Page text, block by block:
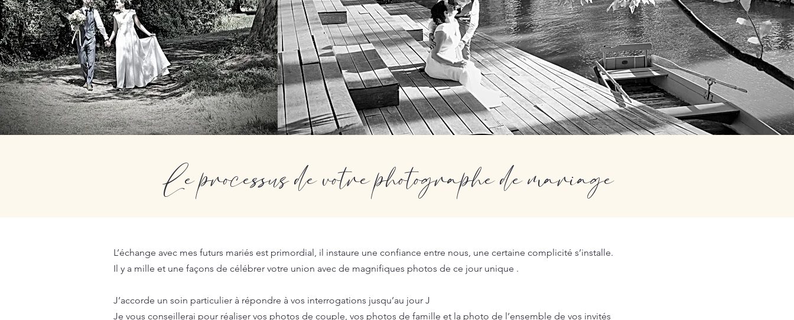
Le processus de votre photographe de mariage
L’échange avec mes futurs mariés est primordial, il instaure une confiance entre nous, une certaine complicité s’installe.
Il y a mille et une façons de célébrer votre union avec de magnifiques photos de ce jour unique .
J’accorde un soin particulier à répondre à vos interrogations jusqu’au jour J
Je vous conseillerai pour réaliser vos photos de couple, vos photos de famille et la photo de l’ensemble de vos invités